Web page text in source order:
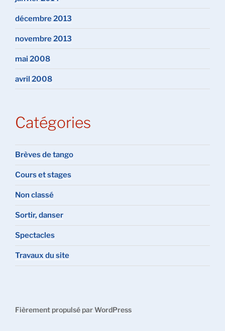
décembre 2013
novembre 2013
mai 2008
avril 2008
Catégories
Brèves de tango
Cours et stages
Non classé
Sortir, danser
Spectacles
Travaux du site
Fièrement propulsé par WordPress